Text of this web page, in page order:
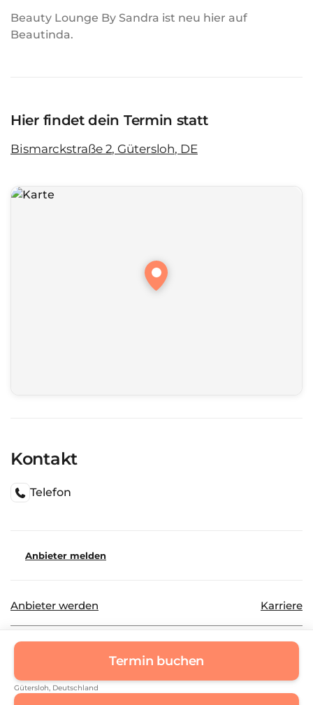
Beauty Lounge By Sandra ist neu hier auf
Beautinda.
Hier findet dein Termin statt
Bismarckstraße 2, Gütersloh, DE
Kontakt
Telefon
Anbieter melden
Anbieter werden Karriere
Datenschutz
Termin buchen
Gütersloh, Deutschland